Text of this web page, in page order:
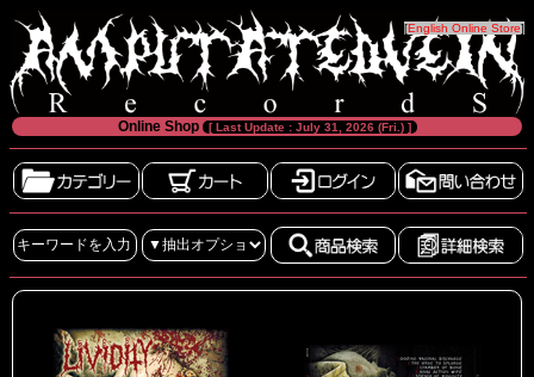
[English Online Store]
Online Shop [ Last Update : July 31, 2026 (Fri.) ]